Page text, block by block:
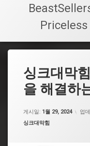
싱크대막
을 해결하
게시일: 1월 29, 2024 업
카테고리:
싱크대막힘